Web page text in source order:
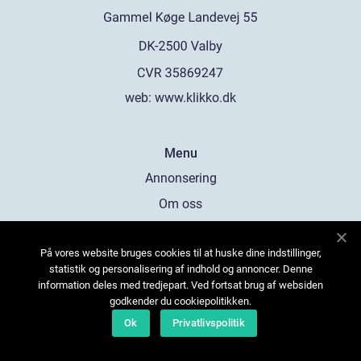
web: www.klikko.dk
Menu
Annonsering
Om oss
Kontakta oss
Sitemap
På vores website bruges cookies til at huske dine indstillinger,
statistik og personalisering af indhold og annoncer. Denne
information deles med tredjepart. Ved fortsat brug af websiden
godkender du cookiepolitikken.
Ok
Privatlivspolitik